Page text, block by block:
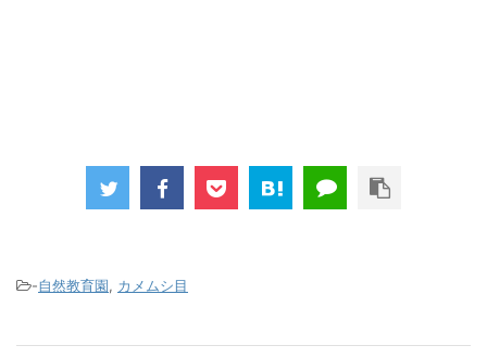
-自然教育園, カメムシ目